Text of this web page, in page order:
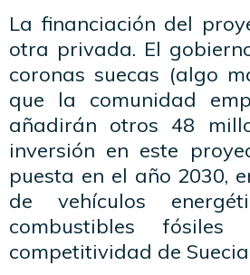
La financiación del
otra privada. El
coronas suecas (algo
que la comunidad
añadirán otros 48
inversión en este
puesta en el año 2030,
de vehículos
combustibles
competitividad de